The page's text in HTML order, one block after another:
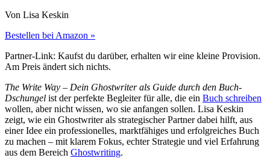
Von Lisa Keskin
Bestellen bei Amazon »
Partner-Link: Kaufst du darüber, erhalten wir eine kleine Provision.
Am Preis ändert sich nichts.
The Write Way – Dein Ghostwriter als Guide durch den Buch-
Dschungel ist der perfekte Begleiter für alle, die ein Buch schreiben
wollen, aber nicht wissen, wo sie anfangen sollen. Lisa Keskin
zeigt, wie ein Ghostwriter als strategischer Partner dabei hilft, aus
einer Idee ein professionelles, marktfähiges und erfolgreiches Buch
zu machen – mit klarem Fokus, echter Strategie und viel Erfahrung
aus dem Bereich Ghostwriting.